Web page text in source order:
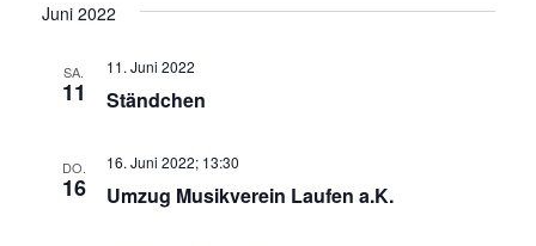
Juni 2022
SA.
11 Ständchen
11. Juni 2022
DO.
16 Umzug Musikverein Laufen a.K.
16. Juni 2022; 13:30